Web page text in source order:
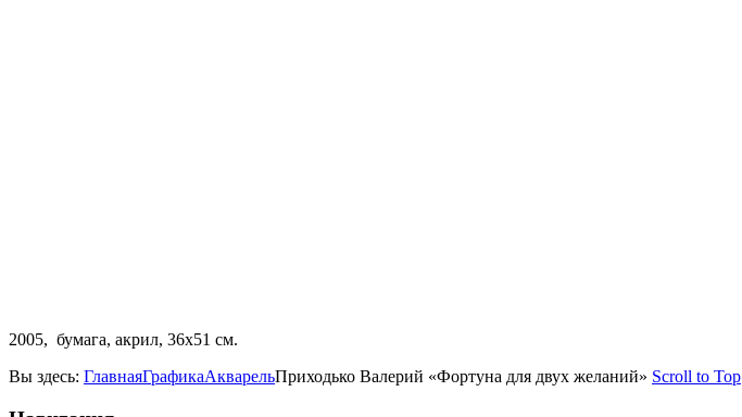
2005, бумага, акрил, 36х51 см.
Вы здесь: ГлавнаяГрафикаАкварельПриходько Валерий «Фортуна для двух желаний» Scroll to Top